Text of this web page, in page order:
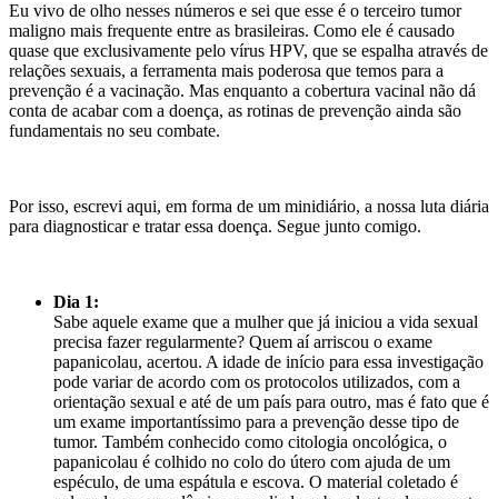
Eu vivo de olho nesses números e sei que esse é o terceiro tumor
maligno mais frequente entre as brasileiras. Como ele é causado
quase que exclusivamente pelo vírus HPV, que se espalha através de
relações sexuais, a ferramenta mais poderosa que temos para a
prevenção é a vacinação. Mas enquanto a cobertura vacinal não dá
conta de acabar com a doença, as rotinas de prevenção ainda são
fundamentais no seu combate.
Por isso, escrevi aqui, em forma de um minidiário, a nossa luta diária
para diagnosticar e tratar essa doença. Segue junto comigo.
Dia 1:
Sabe aquele exame que a mulher que já iniciou a vida sexual
precisa fazer regularmente? Quem aí arriscou o exame
papanicolau, acertou. A idade de início para essa investigação
pode variar de acordo com os protocolos utilizados, com a
orientação sexual e até de um país para outro, mas é fato que é
um exame importantíssimo para a prevenção desse tipo de
tumor. Também conhecido como citologia oncológica, o
papanicolau é colhido no colo do útero com ajuda de um
espéculo, de uma espátula e escova. O material coletado é